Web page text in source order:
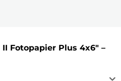
II Fotopapier Plus 4x6" –